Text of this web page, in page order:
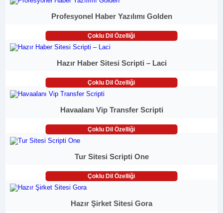
Profesyonel Haber Yazılımı Golden
Çoklu Dil Özelliği
Hazır Haber Sitesi Scripti – Laci
Çoklu Dil Özelliği
Havaalanı Vip Transfer Scripti
Çoklu Dil Özelliği
Tur Sitesi Scripti One
Çoklu Dil Özelliği
Hazır Şirket Sitesi Gora